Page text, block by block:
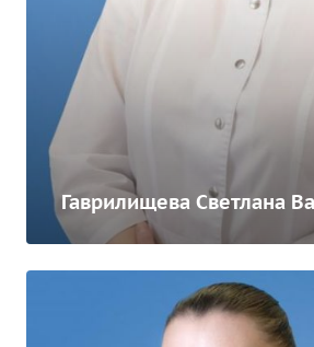
Гаврилищева Светлана